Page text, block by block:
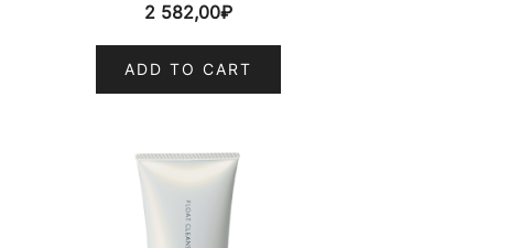
2 582,00₽
ADD TO CART